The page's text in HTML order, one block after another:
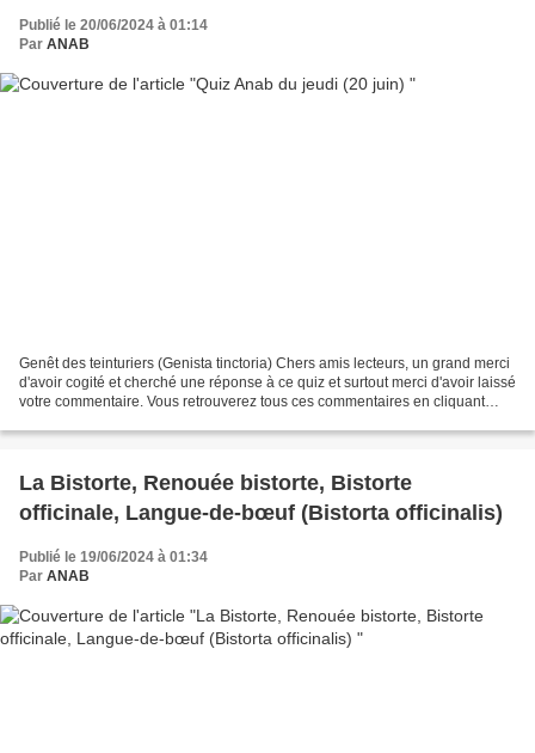
Publié le 20/06/2024 à 01:14
Par ANAB
Genêt des teinturiers (Genista tinctoria) Chers amis lecteurs, un grand merci
d'avoir cogité et cherché une réponse à ce quiz et surtout merci d'avoir laissé
votre commentaire. Vous retrouverez tous ces commentaires en cliquant
La Bistorte, Renouée bistorte, Bistorte
officinale, Langue-de-bœuf (Bistorta officinalis)
Publié le 19/06/2024 à 01:34
Par ANAB